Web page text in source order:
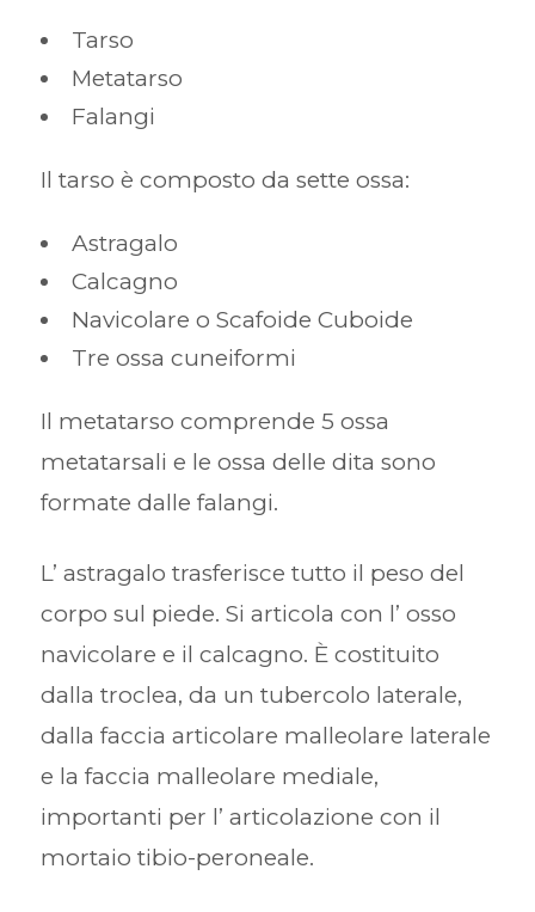
Tarso
Metatarso
Falangi
Il tarso è composto da sette ossa:
Astragalo
Calcagno
Navicolare o Scafoide Cuboide
Tre ossa cuneiformi
Il metatarso comprende 5 ossa
metatarsali e le ossa delle dita sono
formate dalle falangi.
L’ astragalo trasferisce tutto il peso del
corpo sul piede. Si articola con l’ osso
navicolare e il calcagno. È costituito
dalla troclea, da un tubercolo laterale,
dalla faccia articolare malleolare laterale
e la faccia malleolare mediale,
importanti per l’ articolazione con il
mortaio tibio-peroneale.